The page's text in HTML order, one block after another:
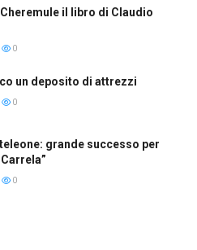
il libro di Claudio
0
un deposito di attrezzi
0
grande successo per
0